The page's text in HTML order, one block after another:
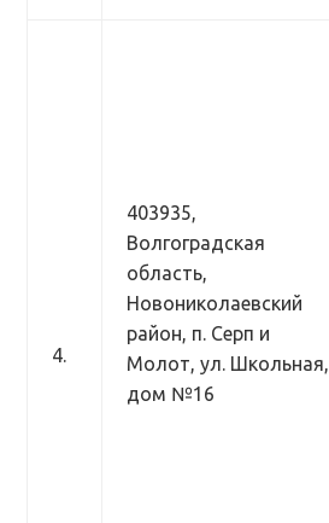
4.
403935,
Волгоградская
область,
Новониколаевский
район, п. Серп и
Молот, ул. Школьная,
дом №16